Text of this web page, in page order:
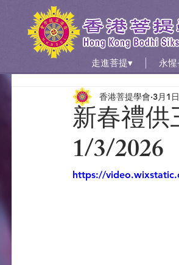
走進菩提▾ 永
新春禮
1/3/2026
香港菩提學會 3月1日
https://